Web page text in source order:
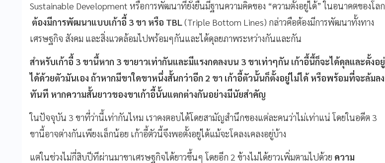
Sustainable Development หรือการพัฒนาที่ยั่งยืนมีฐานความคิดของ “ความตั้งอยู่ได้” ในอนาคตของโลก
ต้องมีการพัฒนาแบบเก้าอี้ 3 ขา หรือ TBL(Triple Bottom Lines) กล่าวคือต้องมีการพัฒนาทั้งทาง
เศรษฐกิจ สังคม และสิ่งแวดล้อมไปพร้อมๆกันและได้ดุลยภาพระหว่างกันและกัน
สำหรับเก้าอี้ 3 ขานี้หาก 3 ขายาวเท่ากันและมีแรงกดลงบน 3 ขาเท่าๆกัน เก้าอี้นี้ก็จะได้ดุลและตั้งอยู่
ได้ด้วยตัวมันเอง ถ้าหากมีขาใดขาหนึ่งสั้นกว่าอีก 2 ขา เก้าอี้ตัวนั้นก็ตั้งอยู่ไม่ได้ หรือพร้อมที่จะล้มลง
ทันที หากความสั้นยาวของขาเก้าอี้นั้นแตกต่างกันอย่างมีนัยสำคัญ
ในปัจจุบัน 3 ขาที่ว่านี้เท่ากันไหม เราคงตอบได้โดยสามัญสำนึกของแต่ละคนว่าไม่เท่าแน่ โดยในอดีต 3
ขานี้อาจต่างกันเพียงเล็กน้อย เก้าอี้ตัวนี้จึงพอตั้งอยู่ได้แม้จะโคลงเคลงอยู่บ้าง
แต่ในช่วงไม่กี่สิบปีทีผ่านมาขาเศรษฐกิจได้ยาวขึ้นๆ โดยอีก 2 ข้างไม่ได้ยาวเพิ่มตามไปด้วย ความ